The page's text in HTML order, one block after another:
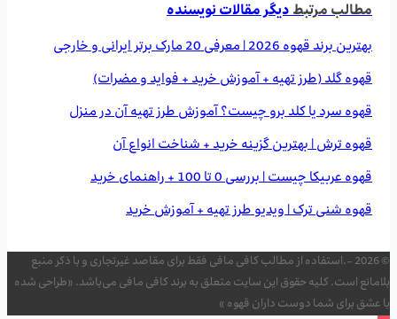
مطالب مرتبطدیگر مقالات نویسنده
بهترین برند قهوه 2026 | معرفی 20 مارک برتر ایرانی و خارجی
قهوه گلد (طرز تهیه + آموزش خرید + فواید و مضرات)
قهوه سرد یا کلد برو چیست؟ آموزش طرز تهیه آن در منزل
قهوه ترش | بهترین گزینه خرید + شناخت انواع آن
قهوه عربیکا چیست | بررسی 0 تا 100 + راهنمای خرید
قهوه شنی ترک | ویدیو طرز تهیه + آموزش خرید
© 2026 -.استفاده از مطالب کافی مافی فقط برای مقاصد غیرتجاری و با ذکر منبع
بلامانع است. کلیه حقوق این سایت متعلق به برند کافی مافی می‌باشد. «طراحی شده
با عشق برای شما دوست داران قهوه »